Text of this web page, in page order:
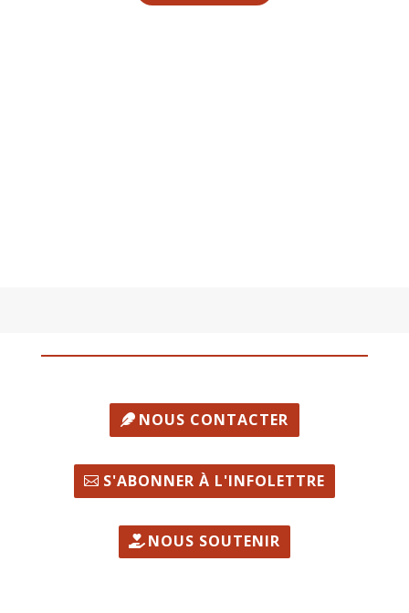
NOUS CONTACTER
S'ABONNER À L'INFOLETTRE
NOUS SOUTENIR